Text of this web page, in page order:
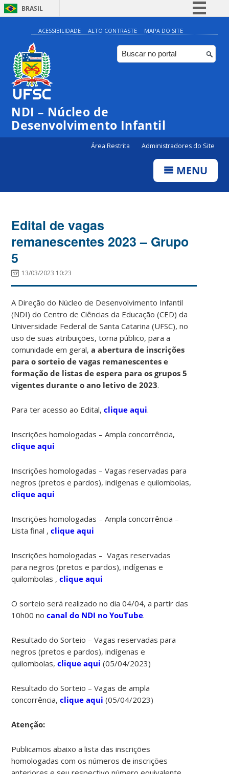
BRASIL
Simplifique!
Comunica BR
Participe
ACESSIBILIDADE ALTO CONTRASTE MAPA DO SITE
NDI – Núcleo de
Desenvolvimento Infantil
Área Restrita Administradores do Site
MENU
Edital de vagas
remanescentes 2023 – Grupo
5
13/03/2023 10:23
A Direção do Núcleo de Desenvolvimento Infantil
(NDI) do Centro de Ciências da Educação (CED) da
Universidade Federal de Santa Catarina (UFSC), no
uso de suas atribuições, torna público, para a
comunidade em geral,a abertura de inscrições
para o sorteio de vagas remanescentes e
formação de listas de espera para os grupos 5
vigentes durante o ano letivo de 2023.
Para ter acesso ao Edital,clique aqui.
Inscrições homologadas – Ampla concorrência,
clique aqui
Inscrições homologadas – Vagas reservadas para
negros (pretos e pardos), indígenas e quilombolas,
clique aqui
Inscrições homologadas – Ampla concorrência –
Lista final ,clique aqui
Inscrições homologadas – Vagas reservadas
para negros (pretos e pardos), indígenas e
quilombolas ,clique aqui
O sorteio será realizado no dia 04/04, a partir das
10h00 nocanal do NDI no YouTube.
Resultado do Sorteio – Vagas reservadas para
negros (pretos e pardos), indígenas e
quilombolas,clique aqui (05/04/2023)
Resultado do Sorteio – Vagas de ampla
concorrência,clique aqui (05/04/2023)
Atenção:
Publicamos abaixo a lista das inscrições
homologadas com os números de inscrições